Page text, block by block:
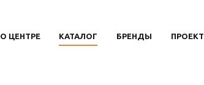
О ЦЕНТРЕ КАТАЛОГ БРЕНДЫ